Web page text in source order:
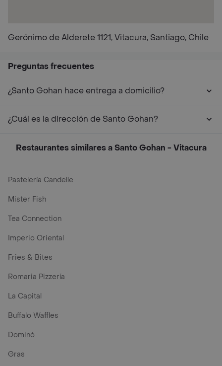
Gerónimo de Alderete 1121, Vitacura, Santiago, Chile
Preguntas frecuentes
¿Santo Gohan hace entrega a domicilio?
¿Cuál es la dirección de Santo Gohan?
Restaurantes similares a Santo Gohan - Vitacura
Pastelería Candelle
Mister Fish
Tea Connection
Imperio Oriental
Fries & Bites
Romaria Pizzería
La Capital
Buffalo Waffles
Dominó
Gras